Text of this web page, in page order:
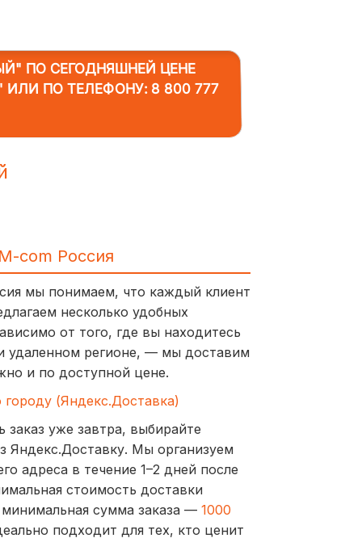
ПО СЕГОДНЯШНЕЙ ЦЕНЕ
ИЛИ ПО ТЕЛЕФОНУ: 8 800 777
com Россия
мы понимаем, что каждый клиент
несколько удобных
от того, где вы находитесь
удаленном регионе, — мы доставим
и по доступной цене.
(Яндекс.Доставка)
заказ уже завтра, выбирайте
Яндекс.Доставку. Мы организуем
адреса в течение 1–2 дней после
стоимость доставки
сумма заказа — 1000
подходит для тех, кто ценит